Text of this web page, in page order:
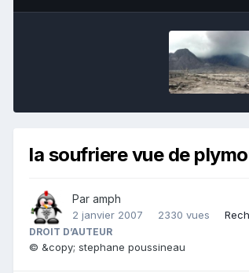
la soufriere vue de
Par amph
2 janvier 2007 2330 vues
DROIT D’AUTEUR
© &copy; stephane poussineau